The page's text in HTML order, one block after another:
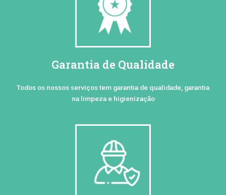
Garantia de Qualidade
Todos os nossos serviços tem garantia de qualidade, garantia
na limpeza e higienização